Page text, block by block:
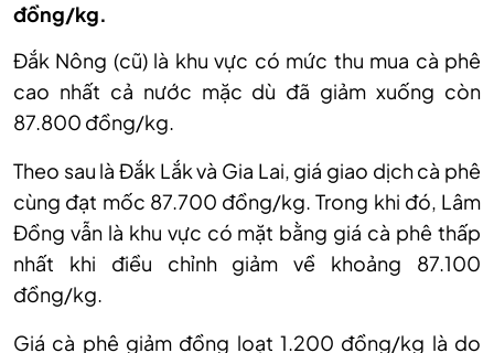
đồng/kg.
Đắk Nông (cũ)là khu vực có mức thu mua cà phê
cao nhất cả nước mặc dù đã giảm xuống còn
87.800 đồng/kg.
Theo sau là Đắk Lắk và Gia Lai, giá giao dịch cà phê
cùng đạt mốc 87.700 đồng/kg.Trong khi đó, Lâm
Đồng vẫn là khu vực có mặt bằng giá cà phê thấp
nhất khi điều chỉnh giảm về khoảng 87.100
đồng/kg.
Giá cà phê giảm đồng loạt 1.200 đồng/kg là do